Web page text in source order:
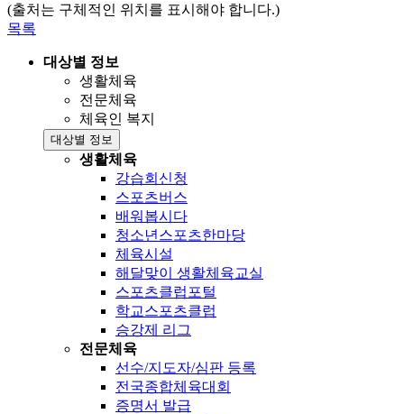
(출처는 구체적인 위치를 표시해야 합니다.)
목록
대상별 정보
생활체육
전문체육
체육인 복지
대상별 정보
생활체육
강습회신청
스포츠버스
배워봅시다
청소년스포츠한마당
체육시설
해달맞이 생활체육교실
스포츠클럽포털
학교스포츠클럽
승강제 리그
전문체육
선수/지도자/심판 등록
전국종합체육대회
증명서 발급